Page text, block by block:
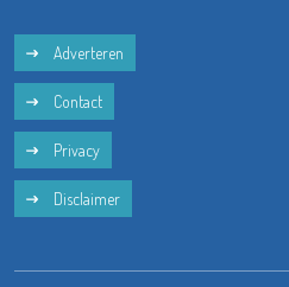
Adverteren
Contact
Privacy
Disclaimer